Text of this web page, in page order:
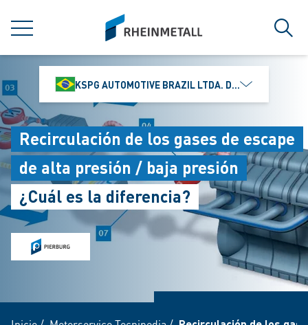
MENÚ
siteLogo
KSPG AUTOMOTIVE BRAZIL LTDA. DIVISÃO MS
Recirculación de los gases de escape
de alta presión / baja presión
¿Cuál es la diferencia?